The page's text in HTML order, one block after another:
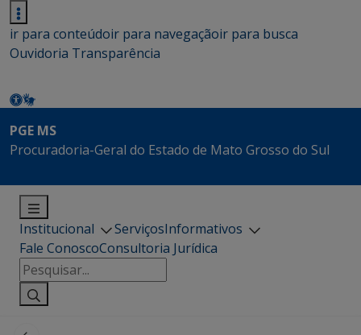
ir para conteúdoir para navegaçãoir para busca
Ouvidoria Transparência
PGE MS
Procuradoria-Geral do Estado de Mato Grosso do Sul
Institucional ServiçosInformativos
Fale ConoscoConsultoria Jurídica
Pesquisar
por: